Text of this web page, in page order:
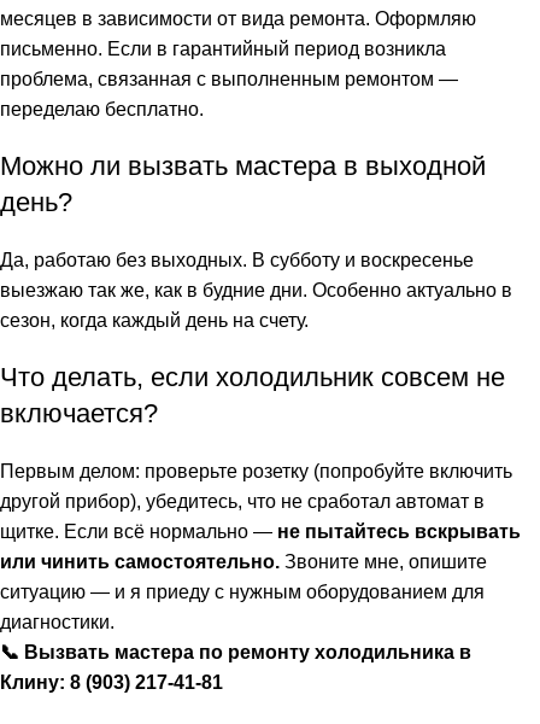
месяцев в зависимости от вида ремонта. Оформляю
письменно. Если в гарантийный период возникла
проблема, связанная с выполненным ремонтом —
переделаю бесплатно.
Можно ли вызвать мастера в выходной
день?
Да, работаю без выходных. В субботу и воскресенье
выезжаю так же, как в будние дни. Особенно актуально в
сезон, когда каждый день на счету.
Что делать, если холодильник совсем не
включается?
Первым делом: проверьте розетку (попробуйте включить
другой прибор), убедитесь, что не сработал автомат в
щитке. Если всё нормально — не пытайтесь вскрывать
или чинить самостоятельно. Звоните мне, опишите
ситуацию — и я приеду с нужным оборудованием для
диагностики.
📞 Вызвать мастера по ремонту холодильника в
Клину: 8 (903) 217-41-81